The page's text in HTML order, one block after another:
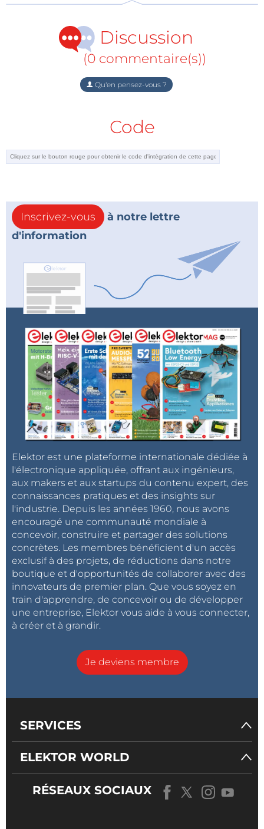
Industriels et Domestiques. Quelle fierté de
Discussion
(0 commentaire(s))
Qu'en pensez-vous ?
Code
Inscrivez-vous
à notre lettre
d'information
Elektor est une plateforme internationale dédiée à
l'électronique appliquée, offrant aux ingénieurs,
aux makers et aux startups du contenu expert, des
connaissances pratiques et des insights sur
l'industrie. Depuis les années 1960, nous avons
encouragé une communauté mondiale à
concevoir, construire et partager des solutions
concrètes. Les membres bénéficient d'un accès
exclusif à des projets, de réductions dans notre
boutique et d'opportunités de collaborer avec des
innovateurs de premier plan. Que vous soyez en
train d'apprendre, de concevoir ou de développer
une entreprise, Elektor vous aide à vous connecter,
à créer et à grandir.
Je deviens membre
SERVICES
ELEKTOR WORLD
RÉSEAUX SOCIAUX